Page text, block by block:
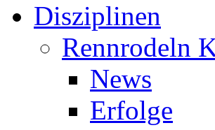
Disziplinen
Rennrodeln
News
Erfolge